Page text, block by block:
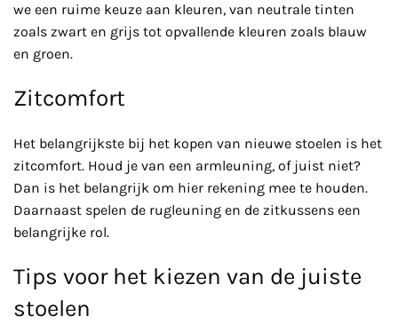
we een ruime keuze aan kleuren, van neutrale tinten
zoals zwart en grijs tot opvallende kleuren zoals blauw
en groen.
Zitcomfort
Het belangrijkste bij het kopen van nieuwe stoelen is het
zitcomfort. Houd je van een armleuning, of juist niet?
Dan is het belangrijk om hier rekening mee te houden.
Daarnaast spelen de rugleuning en de zitkussens een
belangrijke rol.
Tips voor het kiezen van de juiste
stoelen